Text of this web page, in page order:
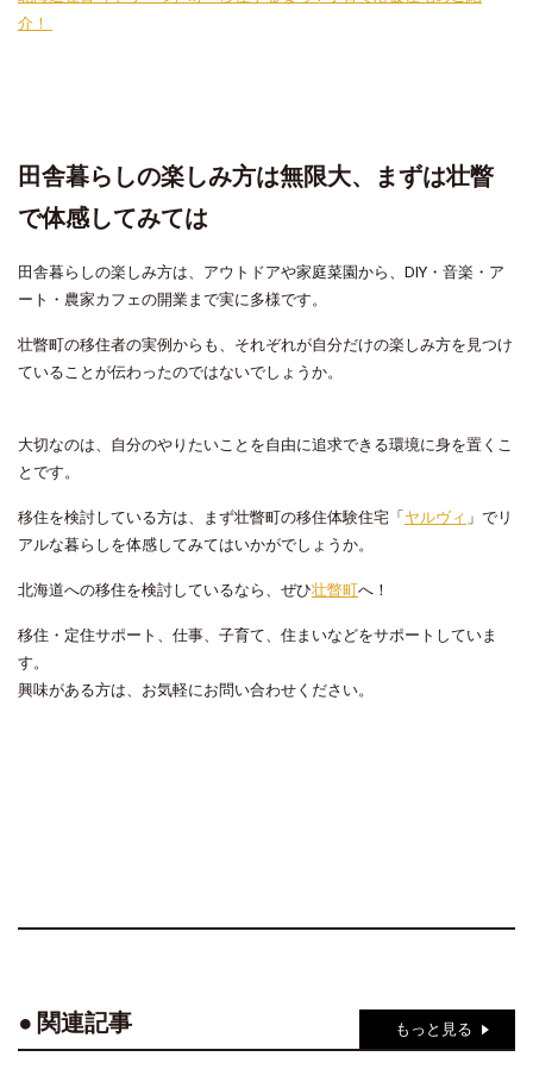
介！
田舎暮らしの楽しみ方は無限大、まずは壮瞥
で体感してみては
田舎暮らしの楽しみ方は、アウトドアや家庭菜園から、DIY・音楽・ア
ート・農家カフェの開業まで実に多様です。
壮瞥町の移住者の実例からも、それぞれが自分だけの楽しみ方を見つけ
ていることが伝わったのではないでしょうか。
大切なのは、自分のやりたいことを自由に追求できる環境に身を置くこ
とです。
移住を検討している方は、まず壮瞥町の移住体験住宅「 ヤルヴィ 」でリ
アルな暮らしを体感してみてはいかがでしょうか。
北海道への移住を検討しているなら、ぜひ壮瞥町へ！
移住・定住サポート、仕事、子育て、住まいなどをサポートしていま
す。
興味がある方は、お気軽にお問い合わせください。
関連記事 もっと見る